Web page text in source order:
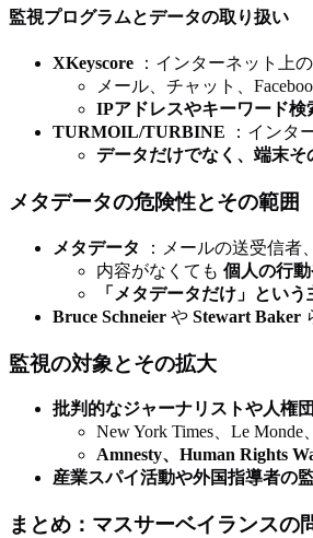
監視プログラムとデータの取り扱い
XKeyscore ：インターネット上
メール、チャット、
IPアドレスやキーワード検
TURMOIL/TURBINE ：インタ
データだけでなく、端末そ
メタデータの危険性とその範囲
メタデータ
：メールの送受信者
内容がなくても 個人の行
「メタデータだけ」とい
Bruce Schneier や Stewart Baker
監視の対象とその拡大
批判的なジャーナリストや人権
New York Times、Le Monde
Amnesty、Human Rights
産業スパイ活動や外国指導者の
まとめ：マスサーベイランスの